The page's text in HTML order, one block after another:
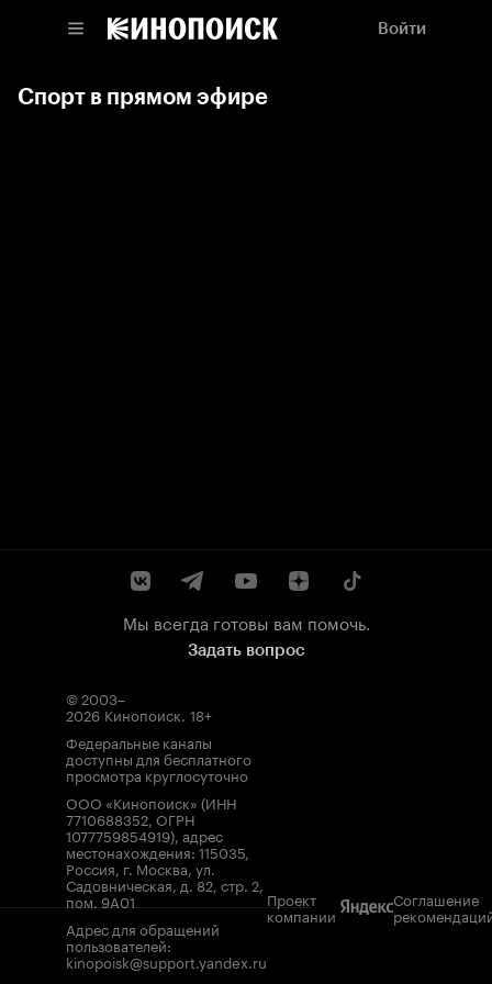
Войти
Спорт в прямом эфире
Мы всегда готовы вам помочь.
Задать вопрос
© 2003–
2026 Кинопоиск. 18+
Федеральные каналы
доступны для бесплатного
просмотра круглосуточно
ООО «Кинопоиск» (ИНН
7710688352, ОГРН
1077759854919), адрес
местонахождения: 115035,
Россия, г. Москва, ул.
Садовническая, д. 82, стр. 2,
пом. 9А01
Адрес для обращений
пользователей:
kinopoisk@support.yandex.ru
Проект
компании
Соглашение